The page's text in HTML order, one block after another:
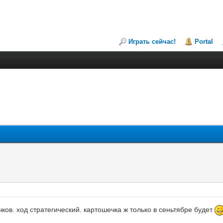
Играть сейчас! Portal
ход стратегический. картошечка ж только в сеньтябре будет